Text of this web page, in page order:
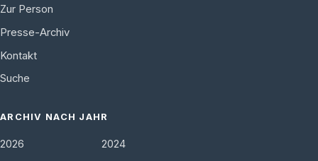
Zur Person
Presse-Archiv
Kontakt
Suche
ARCHIV NACH JAHR
2026 2024